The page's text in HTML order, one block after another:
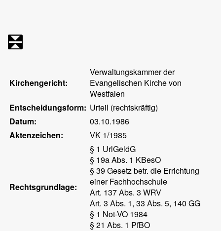
Kirchengericht:
Verwaltungskammer der
Evangelischen Kirche von
Westfalen
Entscheidungsform: Urteil (rechtskräftig)
Datum:
03.10.1986
Aktenzeichen:
VK 1/1985
Rechtsgrundlage:
§ 1 UrlGeldG
§ 19a Abs. 1 KBesO
§ 39 Gesetz betr. die Errichtung
einer Fachhochschule
Art. 137 Abs. 3 WRV
Art. 3 Abs. 1, 33 Abs. 5, 140 GG
§ 1 Not-VO 1984
§ 21 Abs. 1 PfBO